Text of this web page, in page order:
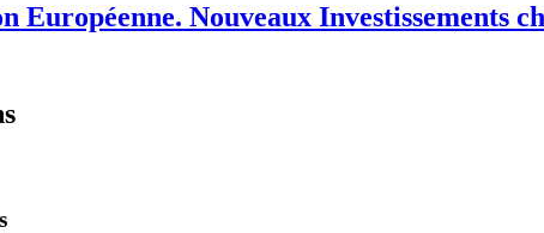
Européenne. Nouveaux Investissements